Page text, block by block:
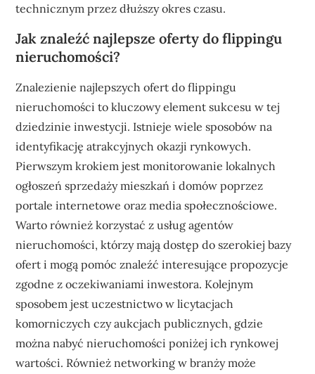
technicznym przez dłuższy okres czasu.
Jak znaleźć najlepsze oferty do flippingu
nieruchomości?
Znalezienie najlepszych ofert do flippingu
nieruchomości to kluczowy element sukcesu w tej
dziedzinie inwestycji. Istnieje wiele sposobów na
identyfikację atrakcyjnych okazji rynkowych.
Pierwszym krokiem jest monitorowanie lokalnych
ogłoszeń sprzedaży mieszkań i domów poprzez
portale internetowe oraz media społecznościowe.
Warto również korzystać z usług agentów
nieruchomości, którzy mają dostęp do szerokiej bazy
ofert i mogą pomóc znaleźć interesujące propozycje
zgodne z oczekiwaniami inwestora. Kolejnym
sposobem jest uczestnictwo w licytacjach
komorniczych czy aukcjach publicznych, gdzie
można nabyć nieruchomości poniżej ich rynkowej
wartości. Również networking w branży może